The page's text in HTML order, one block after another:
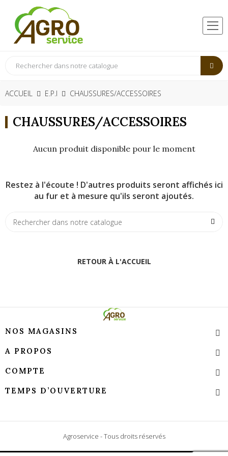
ACCUEIL E.P.I CHAUSSURES/ACCESSOIRES
CHAUSSURES/ACCESSOIRES
Aucun produit disponible pour le moment
Restez à l'écoute ! D'autres produits seront affichés ici
au fur et à mesure qu'ils seront ajoutés.
RETOUR À L'ACCUEIL
NOS MAGASINS
A PROPOS
COMPTE
TEMPS D’OUVERTURE
Agroservice - Tous droits réservés